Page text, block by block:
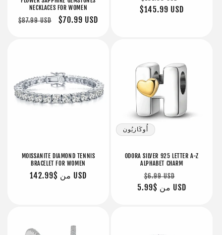
NECKLACES FOR WOMEN
سعر
$87.99 USD
سعر
$70.99 USD
عادي
البيع$145.99 USD
MOISSANITE DIAMOND TENNIS
BRACELET FOR WOMEN
سعر
من $142.99 USD
أُوكَازيُون
ODORA SILVER 925 LETTER A-Z
ALPHABET CHARM
سعر
عادي
$6.99 USD
البيع
من $5.99 USD